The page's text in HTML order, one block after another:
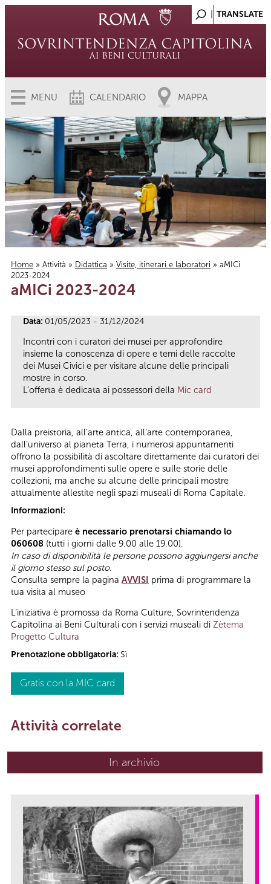
MENU CALENDARIO MAPPA
Tu sei qui
Home » Attività » Didattica » Visite, itinerari e laboratori » aMICi
2023-2024
aMICi 2023-2024
Data: 01/05/2023 - 31/12/2024
Incontri con i curatori dei musei per approfondire
insieme la conoscenza di opere e temi delle raccolte
dei Musei Civici e per visitare alcune delle principali
mostre in corso.
L'offerta è dedicata ai possessori della Mic card
Dalla preistoria, all’arte antica, all’arte contemporanea,
dall’universo al pianeta Terra, i numerosi appuntamenti
offrono la possibilità di ascoltare direttamente dai curatori dei
musei approfondimenti sulle opere e sulle storie delle
collezioni, ma anche su alcune delle principali mostre
attualmente allestite negli spazi museali di Roma Capitale.
Informazioni:
Per partecipare è necessario prenotarsi chiamando lo
060608 (tutti i giorni dalle 9.00 alle 19.00).
In caso di disponibilità le persone possono aggiungersi anche
il giorno stesso sul posto.
Consulta sempre la pagina AVVISI prima di programmare la
tua visita al museo
L’iniziativa è promossa da Roma Culture, Sovrintendenza
Capitolina ai Beni Culturali con i servizi museali di Zètema
Progetto Cultura
Prenotazione obbligatoria: Sì
Gratis con la MIC card
Attività correlate
In archivio